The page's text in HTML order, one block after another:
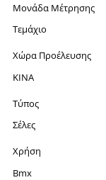
Μονάδα Μέτρησης
Τεμάχιο
Χώρα Προέλευσης
ΚΙΝΑ
Τύπος
Σέλες
Χρήση
Bmx